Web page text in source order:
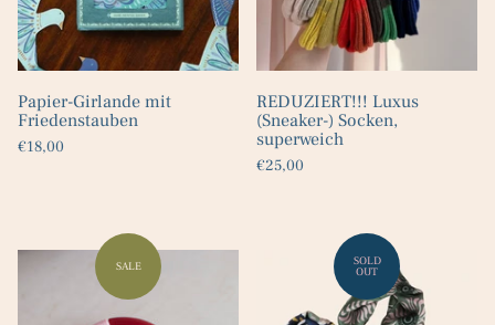
Papier-Girlande mit
Friedenstauben
€18,00
REDUZIERT!!! Luxus
(Sneaker-) Socken,
superweich
€25,00